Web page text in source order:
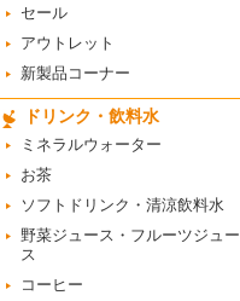
セール
アウトレット
新製品コーナー
ドリンク・飲料水
ミネラルウォーター
お茶
ソフトドリンク・清涼飲料水
野菜ジュース・フルーツジュー
ス
コーヒー